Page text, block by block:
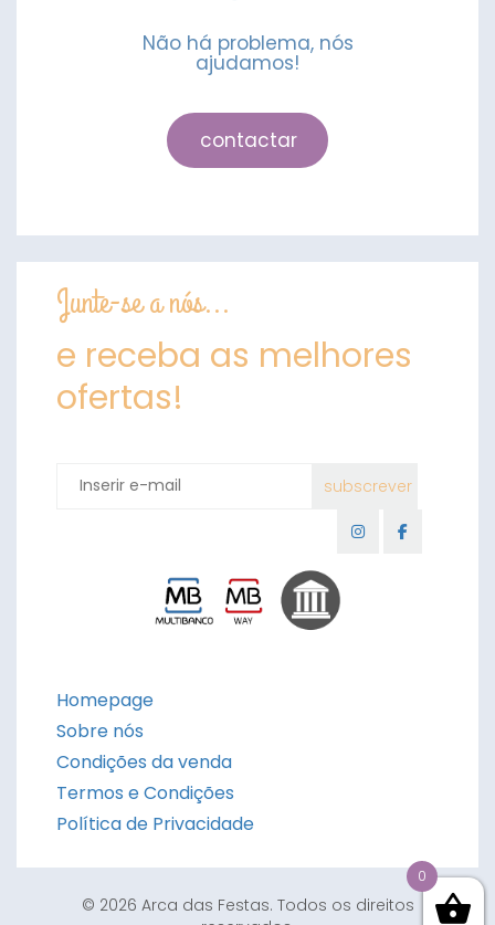
Não há problema, nós
ajudamos!
contactar
Junte-se a nós...
e receba as melhores
ofertas!
Homepage
Sobre nós
Condições da venda
Termos e Condições
Política de Privacidade
© 2026 Arca das Festas. Todos os direitos
0